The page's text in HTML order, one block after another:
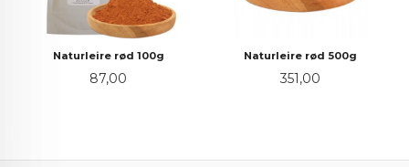
Naturleire rød 100g
Pris
87,00
Naturleire rød 500g
Pris
351,00